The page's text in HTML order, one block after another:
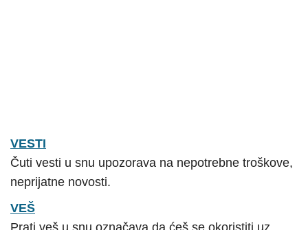
VESTI
Čuti vesti u snu upozorava na nepotrebne troškove,
neprijatne novosti.
VEŠ
Prati veš u snu označava da ćeš se okoristiti uz